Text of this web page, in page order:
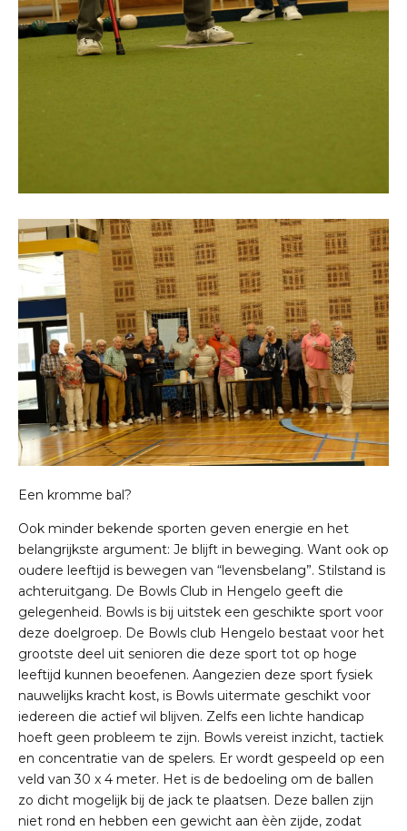
Een kromme bal?
Ook minder bekende sporten geven energie en het
belangrijkste argument: Je blijft in beweging. Want ook op
oudere leeftijd is bewegen van “levensbelang”. Stilstand is
achteruitgang. De Bowls Club in Hengelo geeft die
gelegenheid. Bowls is bij uitstek een geschikte sport voor
deze doelgroep. De Bowls club Hengelo bestaat voor het
grootste deel uit senioren die deze sport tot op hoge
leeftijd kunnen beoefenen. Aangezien deze sport fysiek
nauwelijks kracht kost, is Bowls uitermate geschikt voor
iedereen die actief wil blijven. Zelfs een lichte handicap
hoeft geen probleem te zijn. Bowls vereist inzicht, tactiek
en concentratie van de spelers. Er wordt gespeeld op een
veld van 30 x 4 meter. Het is de bedoeling om de ballen
zo dicht mogelijk bij de jack te plaatsen. Deze ballen zijn
niet rond en hebben een gewicht aan èèn zijde, zodat